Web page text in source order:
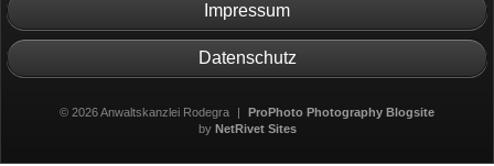
Impressum
Datenschutz
© 2026 Anwaltskanzlei Rodegra |
ProPhoto Photography Blogsite
by NetRivet Sites